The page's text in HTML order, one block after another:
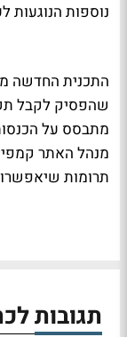
נוספות
התכנית החדשה
שהפסיק לקבל
מתבסס על
מנהל האתר
תרומות
תגובות